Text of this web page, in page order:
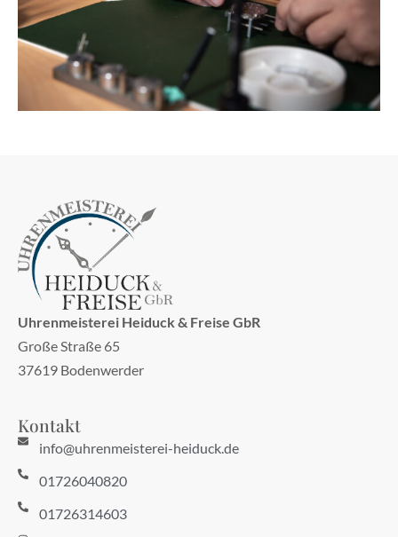
Uhrenmeisterei Heiduck & Freise GbR
Große Straße 65
37619 Bodenwerder
Kontakt
info@uhrenmeisterei-heiduck.de
01726040820
01726314603